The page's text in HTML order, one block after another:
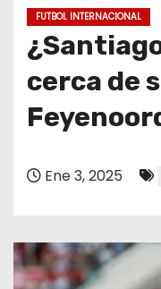
FUTBOL INTERNACIONAL
cerca de
Ene 3, 2025